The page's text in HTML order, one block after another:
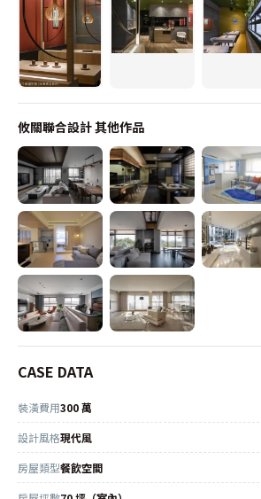
攸關聯合設計其他作品
CASE DATA
裝潢費用300 萬
設計風格現代風
房屋類型餐飲空間